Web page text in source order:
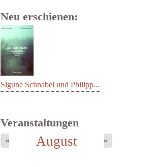
Neu erschienen:
Sigune Schnabel und Philipp...
Veranstaltungen
August
« »